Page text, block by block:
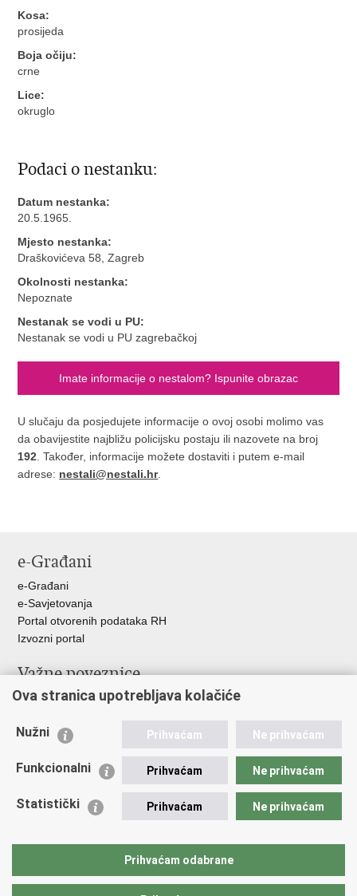
Kosa:
prosijeda
Boja očiju:
crne
Lice:
okruglo
Podaci o nestanku:
Datum nestanka:
20.5.1965.
Mjesto nestanka:
Draškovićeva 58, Zagreb
Okolnosti nestanka:
Nepoznate
Nestanak se vodi u PU:
Nestanak se vodi u PU zagrebačkoj
Imate informacije o nestalom? Ispunite obrazac
U slučaju da posjedujete informacije o ovoj osobi molimo vas
da obavijestite najbližu policijsku postaju ili nazovete na broj
192. Također, informacije možete dostaviti i putem e-mail
adrese: nestali@nestali.hr.
e-Građani
e-Građani
e-Savjetovanja
Portal otvorenih podataka RH
Izvozni portal
Važne poveznice
Ministarstvo unutarnjih poslova RH
Nestale osobe u Domovinskom ratu (Ministarstvo hrvatskih
Ministarstvo znanosti i obrazovanja
Ova stranica upotrebljava kolačiće
Nužni Prihvaćam Ne prihvaćam
Funkcionalni Prihvaćam Ne prihvaćam
Statistički Prihvaćam Ne prihvaćam
Prihvaćam odabrane